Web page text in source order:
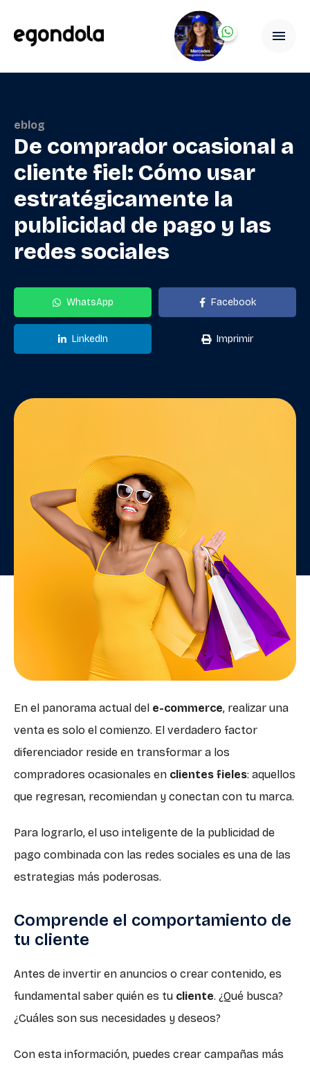
eblog
De comprador ocasional a
cliente fiel: Cómo usar
estratégicamente la
publicidad de pago y las
redes sociales
WhatsApp Facebook
LinkedIn Imprimir
En el panorama actual del e-commerce, realizar una
venta es solo el comienzo. El verdadero factor
diferenciador reside en transformar a los
compradores ocasionales en clientes fieles: aquellos
que regresan, recomiendan y conectan con tu marca.
Para lograrlo, el uso inteligente de la publicidad de
pago combinada con las redes sociales es una de las
estrategias más poderosas.
Comprende el comportamiento de
tu cliente
Antes de invertir en anuncios o crear contenido, es
fundamental saber quién es tu cliente. ¿Qué busca?
¿Cuáles son sus necesidades y deseos?
Con esta información, puedes crear campañas más